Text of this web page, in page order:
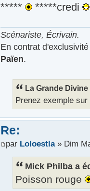
***** *****credi
Scénariste, Écrivain.
En contrat
Païen.
La Grande
Prenez exemple
Re:
par Loloestla» Dim
Mick Philba a
Poisson rouge